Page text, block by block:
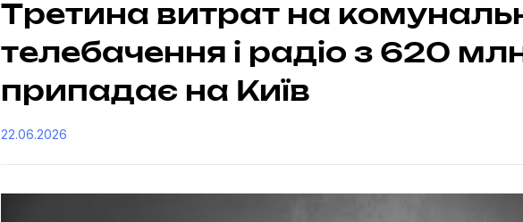
Третина витрат на
телебачення і радіо з 620
припадає на Київ
22.06.2026